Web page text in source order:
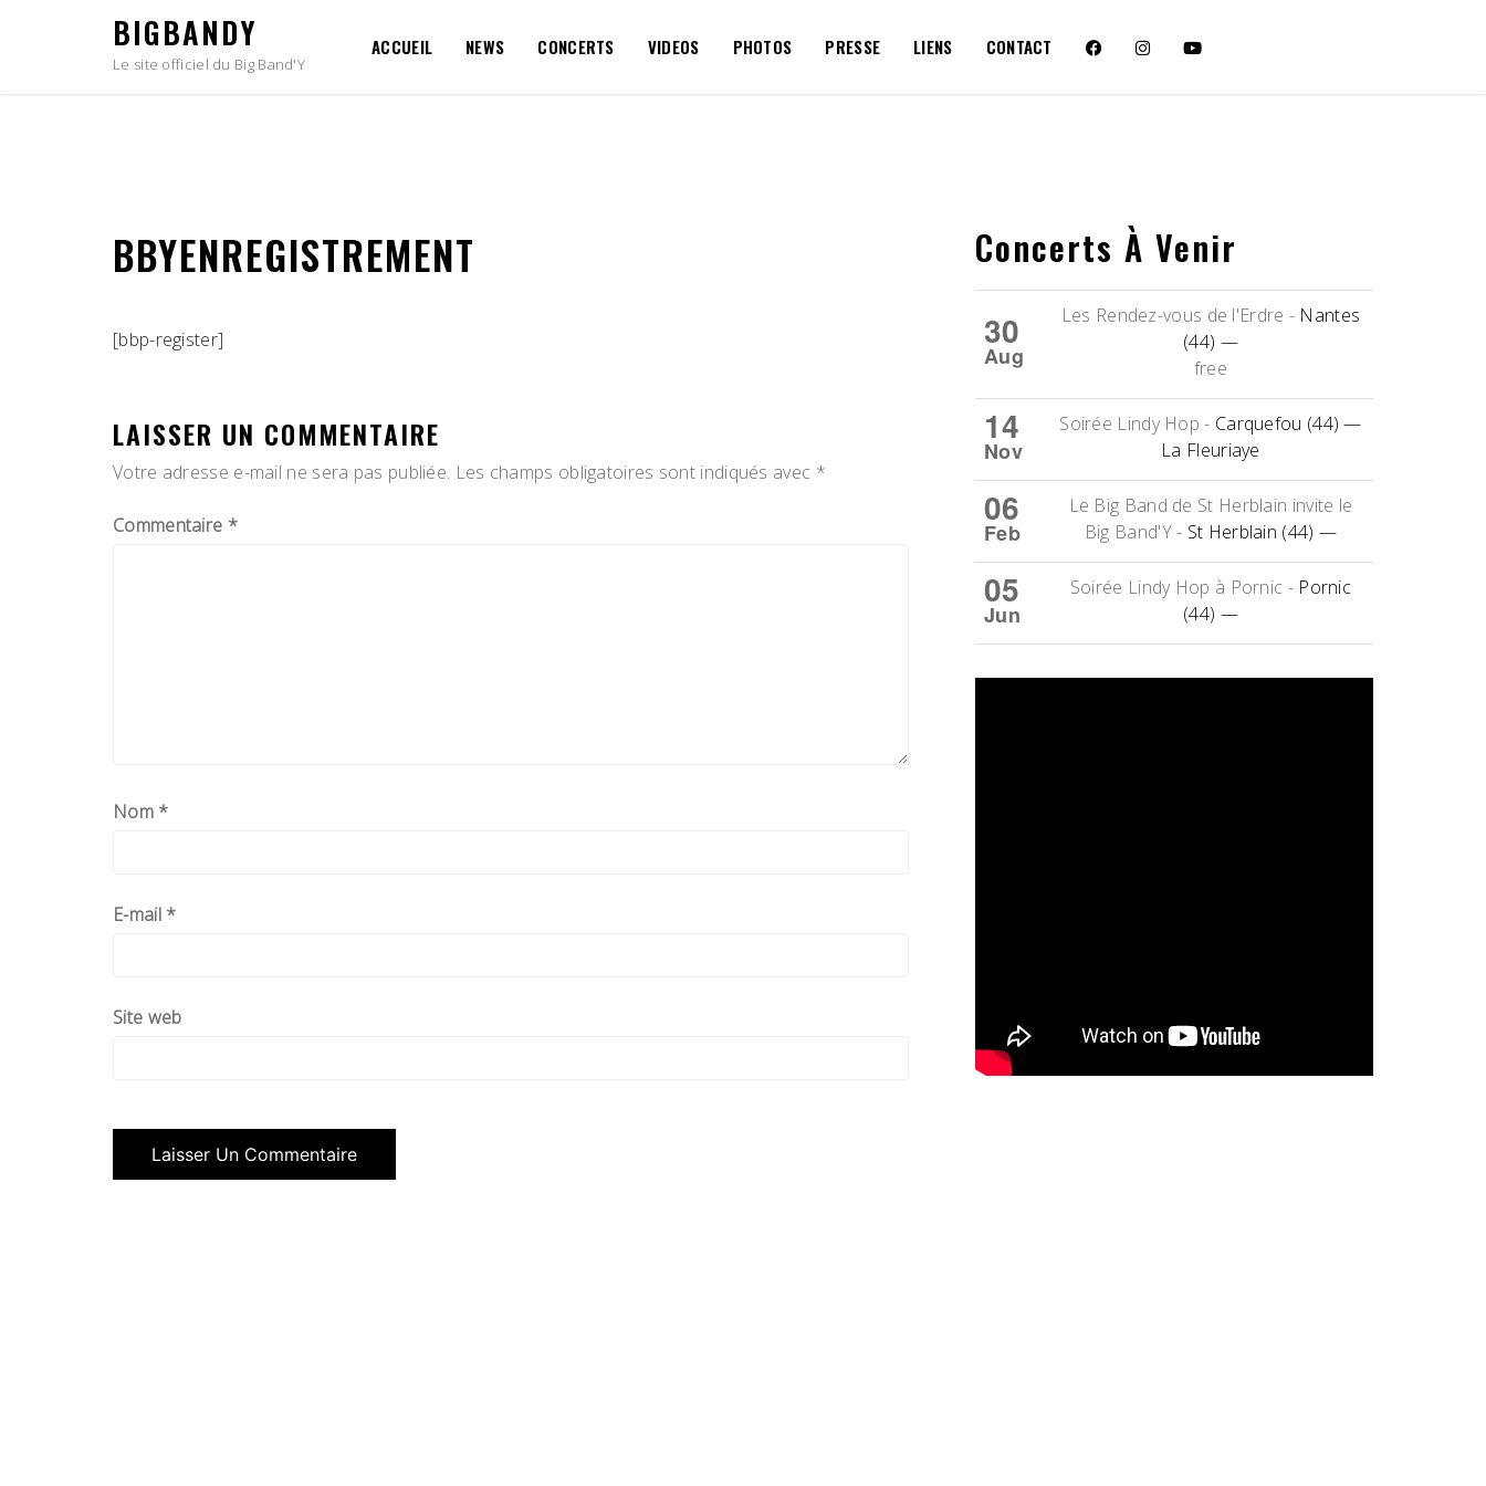
BIGBANDY
Le site officiel du Big Band'Y
ACCUEIL NEWS CONCERTS VIDEOS PHOTOS PRESSE LIENS CONTACT
BBYENREGISTREMENT
[bbp-register]
LAISSER UN COMMENTAIRE
Votre adresse e-mail ne sera pas publiée. Les champs obligatoires sont indiqués avec *
Commentaire *
Nom *
E-mail *
Site web
Concerts À Venir
30
Aug
Les Rendez-vous de l'Erdre - Nantes
(44) —
free
14
Nov
Soirée Lindy Hop - Carquefou (44) —
La Fleuriaye
06
Feb
Le Big Band de St Herblain invite le
Big Band'Y- St Herblain (44) —
05
Jun
Soirée Lindy Hop à Pornic - Pornic
(44) —